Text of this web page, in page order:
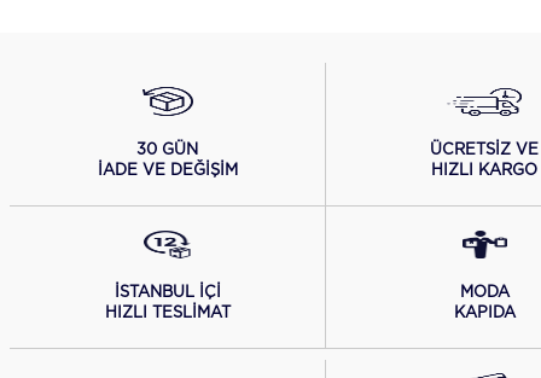
30 GÜN
İADE VE DEĞİŞİM
ÜCRETSİZ VE
HIZLI KARGO
İSTANBUL İÇİ
HIZLI TESLİMAT
MODA
KAPIDA